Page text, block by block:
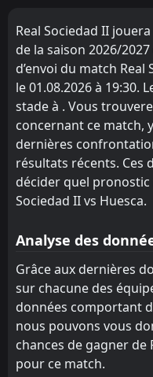
FT
16:30
07 Aug
Huesca
FC
FT
17:00
04Aug
Huesca
UD
FT
17:30
01Aug
Real
Huesca
FT
Cordoba
16:30
Castellón
FT
18May
Leganes
Huesca
18:30
Huesca
Real Sociedad II
de la saison 2026/
d’envoi du match
le 01.08.2026 à 19:30.
stade à . Vous
concernant ce match,
dernières
résultats récents. Ces
décider quel
Sociedad II vs Huesca.
Analyse des
Grâce aux dernières
sur chacune des
données comportant
nous pouvons vous
chances de gagner de
pour ce match.